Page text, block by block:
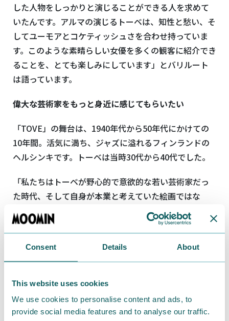
Consent Details About
This website uses cookies
We use cookies to personalise content and ads, to
provide social media features and to analyse our traffic.
した人物をしっかりと演じることができる人を求めて
いたんです。アルマの演じるトーベは、知性と愁い、そ
してユーモアとコケティッシュさを合わせ持っていま
す。このような素晴らしい女優を多くの観客に紹介でき
ることを、とても楽しみにしています」とバリルート
は語っています。
偉大な芸術家をもっと身近に感じてもらいたい
「TOVE」の舞台は、1940年代から50年代にかけての
10年間。活気に満ち、ジャズに溢れるフィンランドの
ヘルシンキです。トーベは当時30代から40代でした。
「私たちはトーベが野心的で意欲的な若い芸術家だっ
た時代、そして自身が本業と考えていた絵画ではな
く、ムーミンによって注目を集め始めた時代に焦点を
当てました。彼女の中での、ムーミンと画家としての
伴う人間関係と恋愛の最中で、どのようにバランスを
か、そして人生で愛する人をどのように守るかという
のも同じくテーマです」とザイダ・バリルートは述べて
います。